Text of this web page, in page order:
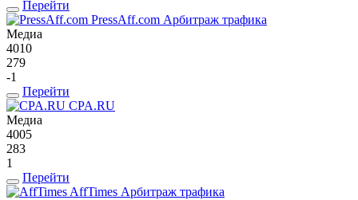
Перейти
PressAff.com Арбитраж трафика
Медиа
4010
279
-1
Перейти
CPA.RU
Медиа
4005
283
1
Перейти
AffTimes Арбитраж трафика